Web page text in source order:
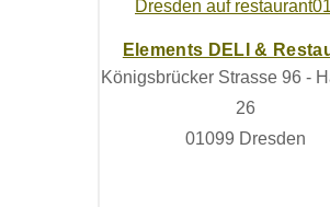
Elements DELI &
Königsbrücker Strasse 96 -
26
01099 Dresden